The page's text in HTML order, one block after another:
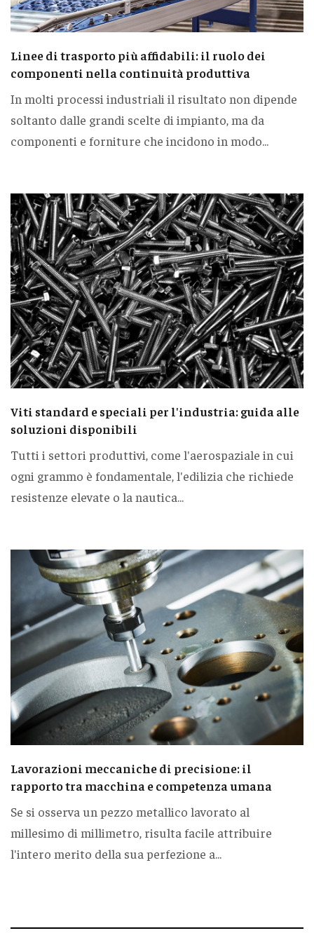
Linee di trasporto più affidabili: il ruolo dei
componenti nella continuità produttiva
In molti processi industriali il risultato non dipende
soltanto dalle grandi scelte di impianto, ma da
componenti e forniture che incidono in modo...
Viti standard e speciali per l'industria: guida alle
soluzioni disponibili
Tutti i settori produttivi, come l'aerospaziale in cui
ogni grammo è fondamentale, l'edilizia che richiede
resistenze elevate o la nautica...
Lavorazioni meccaniche di precisione: il
rapporto tra macchina e competenza umana
Se si osserva un pezzo metallico lavorato al
millesimo di millimetro, risulta facile attribuire
l'intero merito della sua perfezione a...